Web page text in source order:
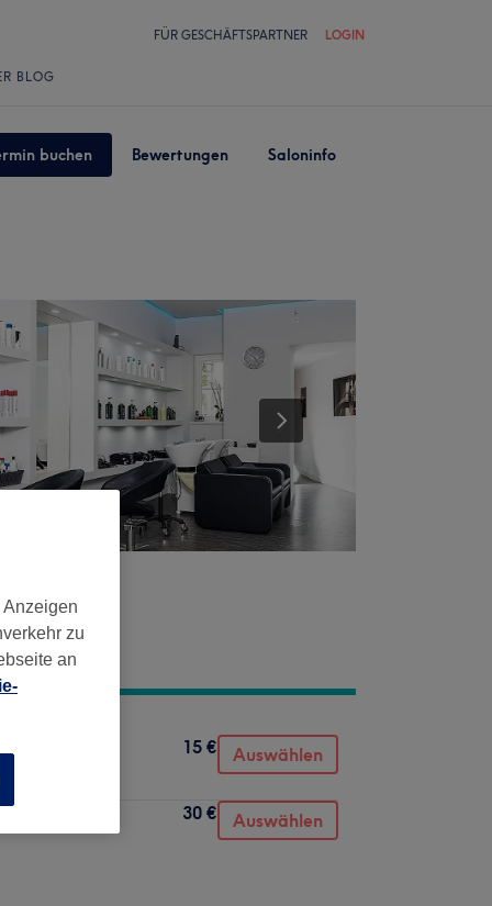
FÜR GESCHÄFTSPARTNER LOGIN
BLOG
buchen Bewertungen Saloninfo
15 € Auswählen
30 € Auswählen
zu
an